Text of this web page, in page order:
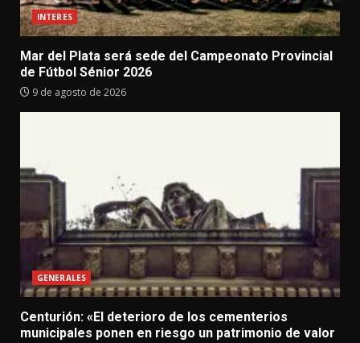
INTERES
Mar del Plata será sede del Campeonato Provincial
de Fútbol Sénior 2026
9 de agosto de 2026
GENERALES
Centurión: «El deterioro de los cementerios
municipales ponen en riesgo un patrimonio de valor